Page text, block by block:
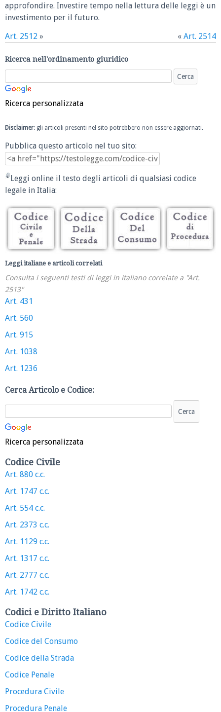
approfondire. Investire tempo nella lettura delle leggi è un
investimento per il futuro.
Art. 2512 » « Art. 2514
Ricerca nell'ordinamento giuridico
Ricerca personalizzata
Disclaimer: gli articoli presenti nel sito potrebbero non essere aggiornati.
Pubblica questo articolo nel tuo sito:
Leggi online il testo degli articoli di qualsiasi codice
legale in Italia:
Leggi italiane e articoli correlati
Consulta i seguenti testi di leggi in italiano correlate a "Art.
2513"
Art. 431
Art. 560
Art. 915
Art. 1038
Art. 1236
Cerca Articolo e Codice:
Ricerca personalizzata
Codice Civile
Art. 880 c.c.
Art. 1747 c.c.
Art. 554 c.c.
Art. 2373 c.c.
Art. 1129 c.c.
Art. 1317 c.c.
Art. 2777 c.c.
Art. 1742 c.c.
Codici e Diritto Italiano
Codice Civile
Codice del Consumo
Codice della Strada
Codice Penale
Procedura Civile
Procedura Penale